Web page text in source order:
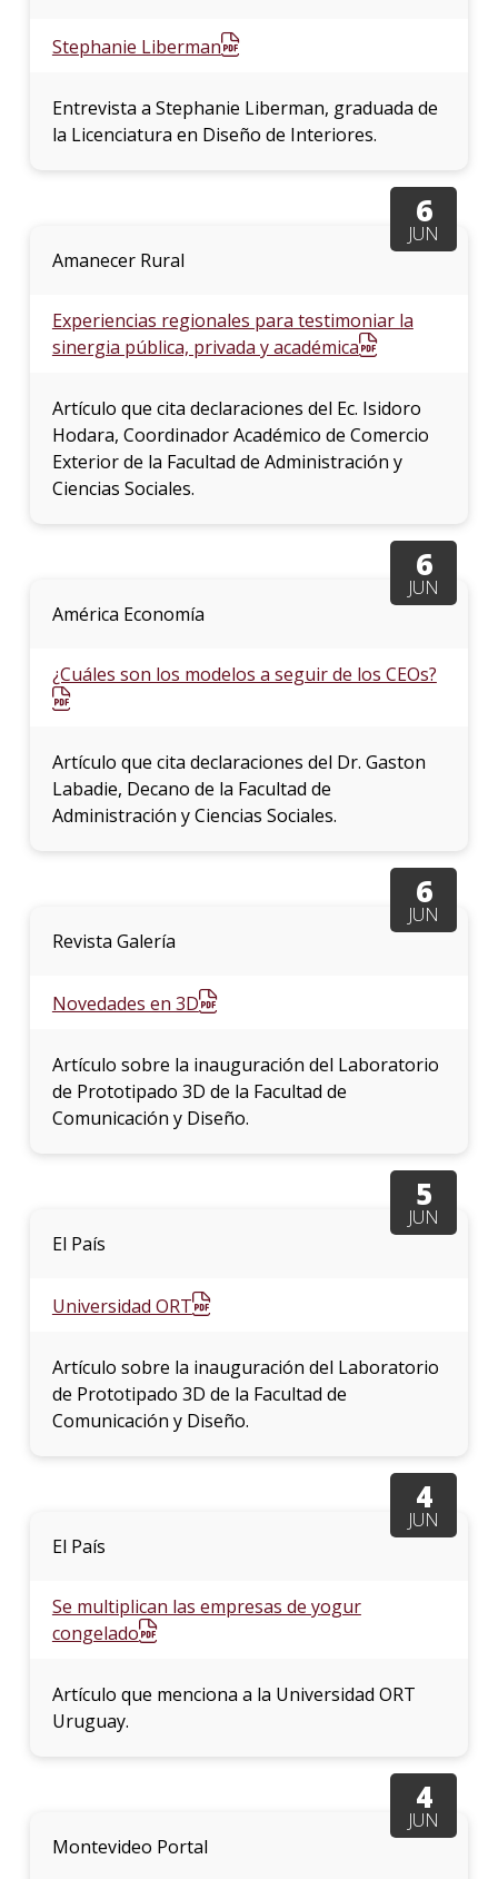
Stephanie Liberman
Entrevista a Stephanie Liberman, graduada de
la Licenciatura en Diseño de Interiores.
6
JUN
Amanecer Rural
Experiencias regionales para testimoniar la
sinergia pública, privada y académica
Artículo que cita declaraciones del Ec. Isidoro
Hodara, Coordinador Académico de Comercio
Exterior de la Facultad de Administración y
Ciencias Sociales.
6
JUN
América Economía
¿Cuáles son los modelos a seguir de los CEOs?
Artículo que cita declaraciones del Dr. Gaston
Labadie, Decano de la Facultad de
Administración y Ciencias Sociales.
6
JUN
Revista Galería
Novedades en 3D
Artículo sobre la inauguración del Laboratorio
de Prototipado 3D de la Facultad de
Comunicación y Diseño.
5
JUN
El País
Universidad ORT
Artículo sobre la inauguración del Laboratorio
de Prototipado 3D de la Facultad de
Comunicación y Diseño.
4
JUN
El País
Se multiplican las empresas de yogur
congelado
Artículo que menciona a la Universidad ORT
Uruguay.
4
JUN
Montevideo Portal